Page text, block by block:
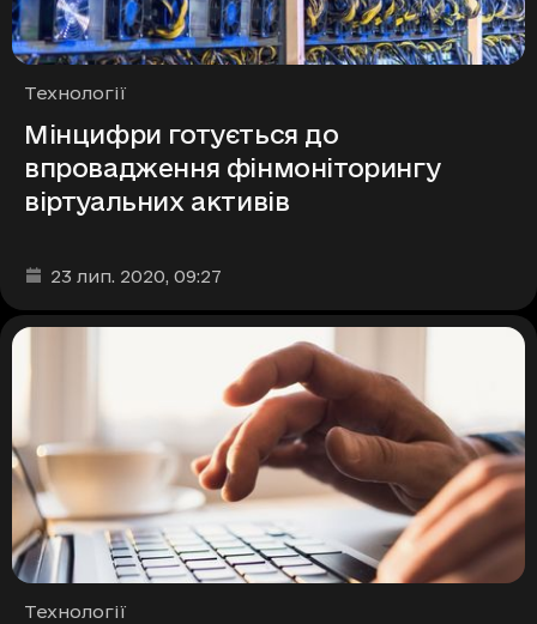
Рубрики
Технології
Мінцифри готується до
впровадження фінмоніторингу
віртуальних активів
Дата та час публікації
23 лип. 2020, 09:27
Рубрики
Технології